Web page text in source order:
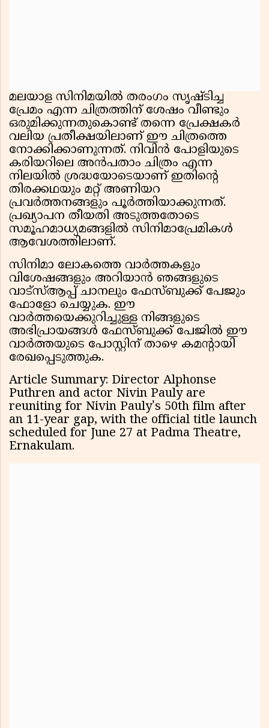
മലയാള സിനിമയിൽ തരംഗം സൃഷ്ടിച്ച
പ്രേമം എന്ന ചിത്രത്തിന് ശേഷം വീണ്ടും
ഒരുമിക്കുന്നതുകൊണ്ട് തന്നെ പ്രേക്ഷകർ
വലിയ പ്രതീക്ഷയിലാണ് ഈ ചിത്രത്തെ
നോക്കിക്കാണുന്നത്. നിവിൻ പോളിയുടെ
കരിയറിലെ അൻപതാം ചിത്രം എന്ന
നിലയിൽ ശ്രദ്ധയോടെയാണ് ഇതിൻ്റെ
തിരക്കഥയും മറ്റ് അണിയറ
പ്രവർത്തനങ്ങളും പൂർത്തിയാക്കുന്നത്.
പ്രഖ്യാപന തീയതി അടുത്തതോടെ
സമൂഹമാധ്യമങ്ങളിൽ സിനിമാപ്രേമികൾ
ആവേശത്തിലാണ്.
സിനിമാ ലോകത്തെ വാർത്തകളും
വിശേഷങ്ങളും അറിയാൻ ഞങ്ങളുടെ
വാട്സ്ആപ്പ് ചാനലും ഫേസ്ബുക്ക് പേജും
ഫോളോ ചെയ്യുക. ഈ
വാർത്തയെക്കുറിച്ചുള്ള നിങ്ങളുടെ
അഭിപ്രായങ്ങൾ ഫേസ്ബുക്ക് പേജിൽ ഈ
വാർത്തയുടെ പോസ്റ്റിന് താഴെ കമൻ്റായി
രേഖപ്പെടുത്തുക.
Article Summary: Director Alphonse
Puthren and actor Nivin Pauly are
reuniting for Nivin Pauly's 50th film after
an 11-year gap, with the official title launch
scheduled for June 27 at Padma Theatre,
Ernakulam.